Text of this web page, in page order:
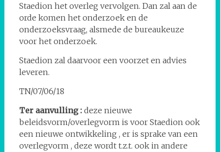
Staedion het overleg vervolgen. Dan zal aan de
orde komen het onderzoek en de
onderzoeksvraag, alsmede de bureaukeuze
voor het onderzoek.
Staedion zal daarvoor een voorzet en advies
leveren.
TN/07/06/18
Ter aanvulling :deze nieuwe
beleidsvorm/overlegvorm is voor Staedion ook
een nieuwe ontwikkeling , er is sprake van een
overlegvorm , deze wordt t.z.t. ook in andere